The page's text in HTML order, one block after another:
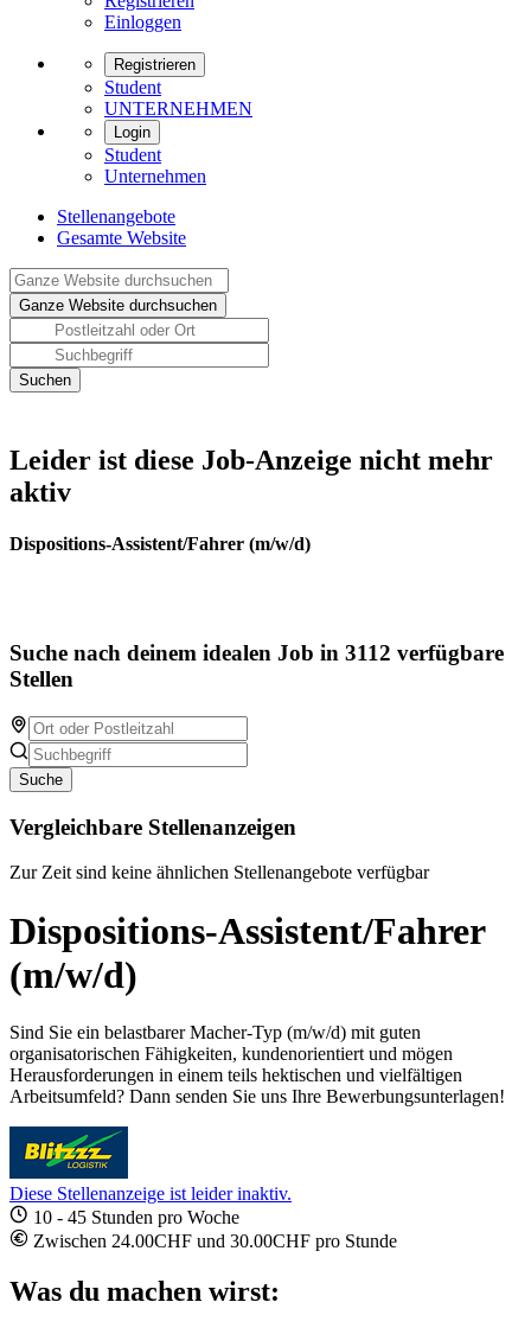
Einloggen
Registrieren
Student
UNTERNEHMEN
Login
Student
Unternehmen
Stellenangebote
Gesamte Website
Leider ist diese Job-Anzeige nicht mehr
aktiv
Dispositions-Assistent/Fahrer (m/w/d)
Suche nach deinem idealen Job in 3112 verfügbare
Stellen
Suche
Vergleichbare Stellenanzeigen
Zur Zeit sind keine ähnlichen Stellenangebote verfügbar
Dispositions-Assistent/Fahrer
(m/w/d)
Sind Sie ein belastbarer Macher-Typ (m/w/d) mit guten
organisatorischen Fähigkeiten, kundenorientiert und mögen
Herausforderungen in einem teils hektischen und vielfältigen
Arbeitsumfeld? Dann senden Sie uns Ihre Bewerbungsunterlagen!
Diese Stellenanzeige ist leider inaktiv.
10 - 45 Stunden pro Woche
Zwischen 24.00CHF und 30.00CHF pro Stunde
Was du machen wirst: